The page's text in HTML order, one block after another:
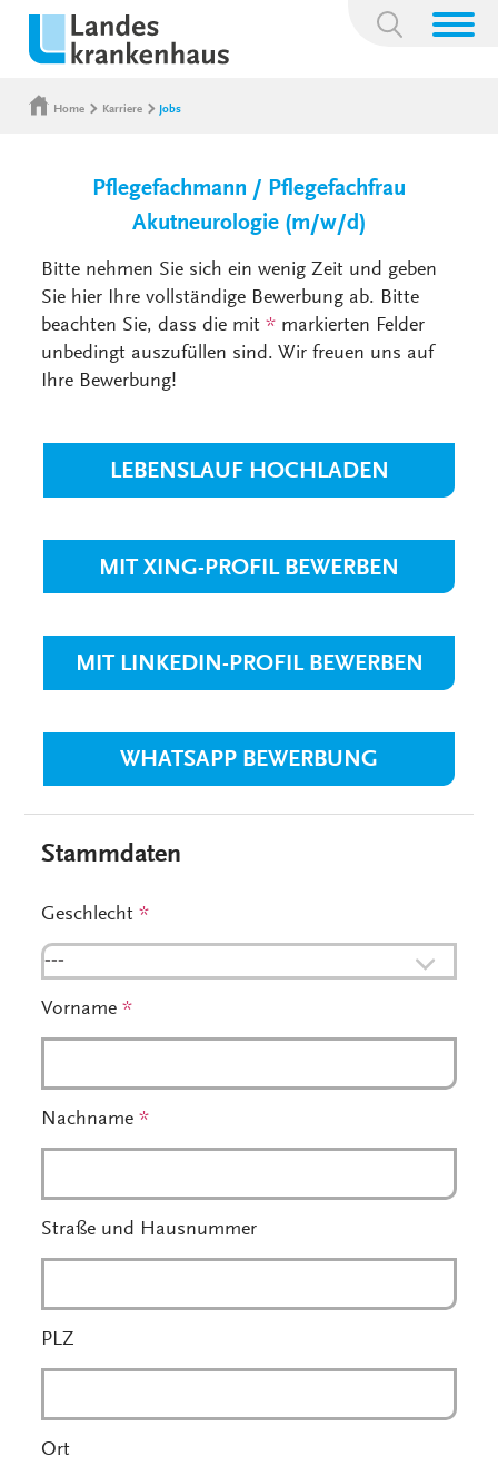
Suchbegriff:
Home Karriere Jobs
Pflegefachmann / Pflegefachfrau
Akutneurologie (m/w/d)
Bitte nehmen Sie sich ein wenig Zeit und geben
Sie hier Ihre vollständige Bewerbung ab. Bitte
beachten Sie, dass die mit* markierten Felder
unbedingt auszufüllen sind. Wir freuen uns auf
Ihre Bewerbung!
LEBENSLAUF HOCHLADEN
MIT XING-PROFIL BEWERBEN
MIT LINKEDIN-PROFIL BEWERBEN
WHATSAPP BEWERBUNG
Stammdaten
Geschlecht*
---
Vorname*
Nachname*
Straße und Hausnummer
PLZ
Ort